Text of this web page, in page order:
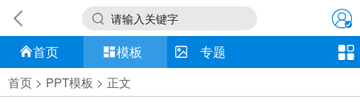
请输入关键字
首页 模板 专题
首页 > PPT模板 > 正文